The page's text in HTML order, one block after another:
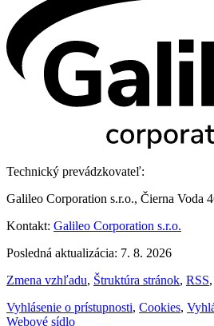
Technický prevádzkovateľ:
Galileo Corporation s.r.o., Čierna Voda
Kontakt: Galileo Corporation s.r.o.
Posledná aktualizácia: 7. 8. 2026
Zmena vzhľadu, Štruktúra stránok, RSS,
Vyhlásenie o prístupnosti, Cookies,
Webové sídlo